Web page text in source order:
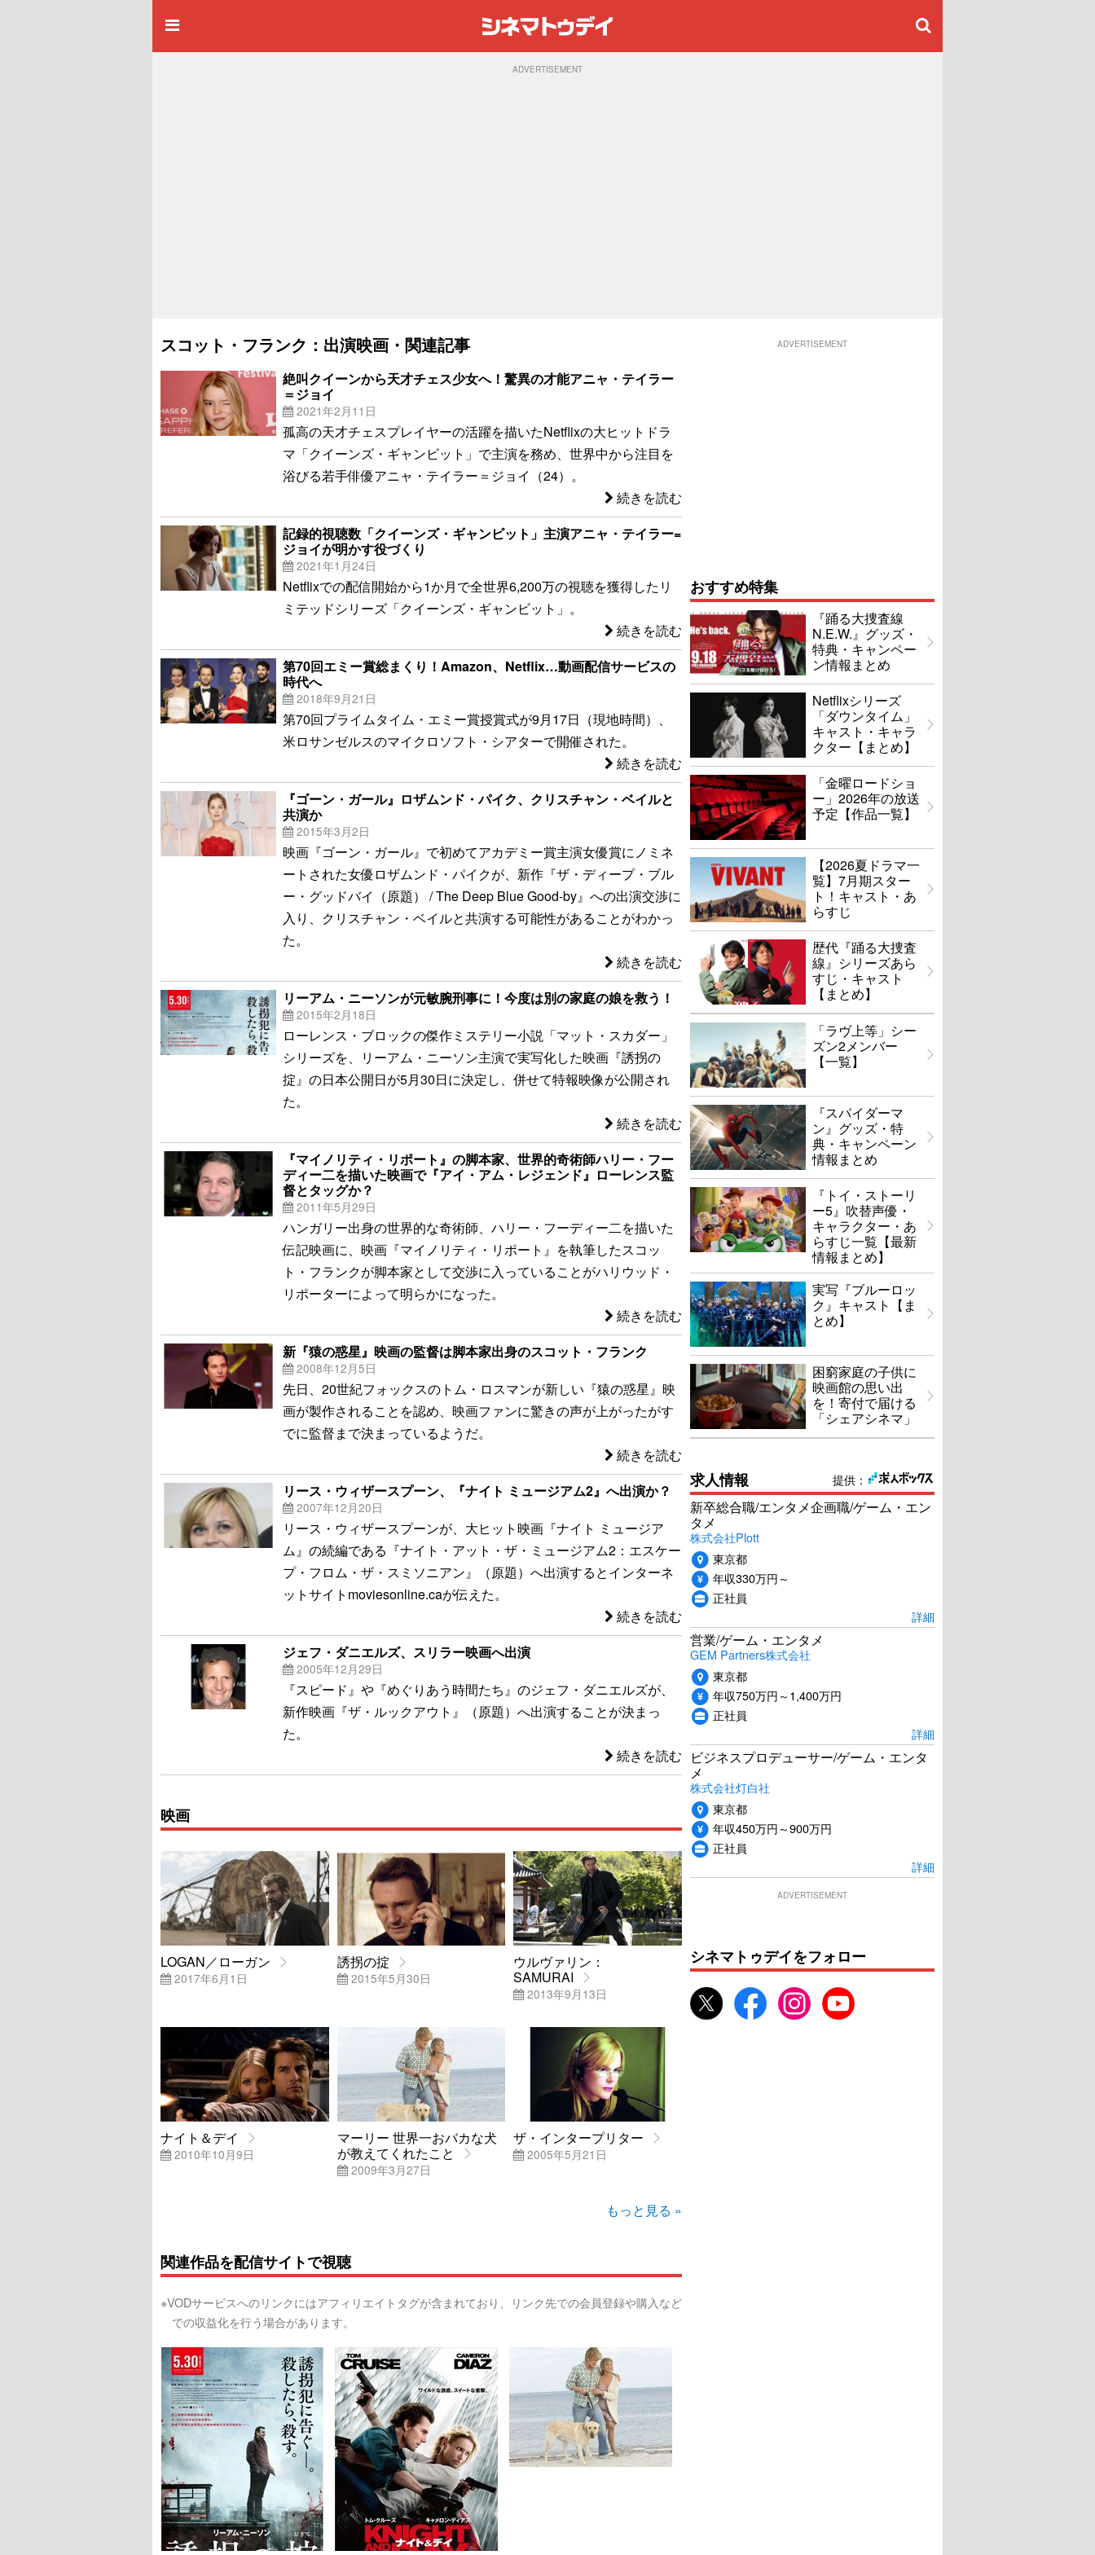
ADVERTISEMENT
スコット・フランク：出演映画・関連記事
絶叫クイーンから天才チェス少女へ！驚異の才能アニャ・テイラー
＝ジョイ
2021年2月11日
孤高の天才チェスプレイヤーの活躍を描いたNetflixの大ヒットドラ
マ「クイーンズ・ギャンビット」で主演を務め、世界中から注目を
浴びる若手俳優アニャ・テイラー＝ジョイ（24）。
続きを読む
記録的視聴数「クイーンズ・ギャンビット」主演アニャ・テイラー=
ジョイが明かす役づくり
2021年1月24日
Netflixでの配信開始から1か月で全世界6,200万の視聴を獲得したリ
ミテッドシリーズ「クイーンズ・ギャンビット」。
続きを読む
第70回エミー賞総まくり！Amazon、Netflix…動画配信サービスの
時代へ
2018年9月21日
第70回プライムタイム・エミー賞授賞式が9月17日（現地時間）、
米ロサンゼルスのマイクロソフト・シアターで開催された。
続きを読む
『ゴーン・ガール』ロザムンド・パイク、クリスチャン・ベイルと
共演か
2015年3月2日
映画『ゴーン・ガール』で初めてアカデミー賞主演女優賞にノミネ
ートされた女優ロザムンド・パイクが、新作『ザ・ディープ・ブル
ー・グッドバイ（原題） / The Deep Blue Good-by』への出演交渉に
入り、クリスチャン・ベイルと共演する可能性があることがわかっ
た。
続きを読む
リーアム・ニーソンが元敏腕刑事に！今度は別の家庭の娘を救う！
2015年2月18日
ローレンス・ブロックの傑作ミステリー小説「マット・スカダー」
シリーズを、リーアム・ニーソン主演で実写化した映画『誘拐の
掟』の日本公開日が5月30日に決定し、併せて特報映像が公開され
た。
続きを読む
『マイノリティ・リポート』の脚本家、世界的奇術師ハリー・フー
ディー二を描いた映画で『アイ・アム・レジェンド』ローレンス監
督とタッグか？
2011年5月29日
ハンガリー出身の世界的な奇術師、ハリー・フーディー二を描いた
伝記映画に、映画『マイノリティ・リポート』を執筆したスコッ
ト・フランクが脚本家として交渉に入っていることがハリウッド・
リポーターによって明らかになった。
続きを読む
新『猿の惑星』映画の監督は脚本家出身のスコット・フランク
2008年12月5日
先日、20世紀フォックスのトム・ロスマンが新しい『猿の惑星』映
画が製作されることを認め、映画ファンに驚きの声が上がったがす
でに監督まで決まっているようだ。
続きを読む
リース・ウィザースプーン、『ナイト ミュージアム2』へ出演か？
2007年12月20日
リース・ウィザースプーンが、大ヒット映画『ナイト ミュージア
ム』の続編である『ナイト・アット・ザ・ミュージアム2：エスケー
プ・フロム・ザ・スミソニアン』（原題）へ出演するとインターネ
ットサイトmoviesonline.caが伝えた。
続きを読む
ジェフ・ダニエルズ、スリラー映画へ出演
2005年12月29日
『スピード』や『めぐりあう時間たち』のジェフ・ダニエルズが、
新作映画『ザ・ルックアウト』（原題）へ出演することが決まっ
た。
続きを読む
映画
LOGAN／ローガン
2017年6月1日
誘拐の掟
2015年5月30日
ウルヴァリン：
SAMURAI
2013年9月13日
ナイト＆デイ
2010年10月9日
マーリー 世界一おバカな犬
が教えてくれたこと
2009年3月27日
ザ・インタープリター
2005年5月21日
もっと見る »
関連作品を配信サイトで視聴
※VODサービスへのリンクにはアフィリエイトタグが含まれており、リンク先での会員登録や購入など
での収益化を行う場合があります。
ADVERTISEMENT
おすすめ特集
『踊る大捜査線
N.E.W.』グッズ・
特典・キャンペー
ン情報まとめ
Netflixシリーズ
「ダウンタイム」
キャスト・キャラ
クター【まとめ】
「金曜ロードショ
ー」2026年の放送
予定【作品一覧】
【2026夏ドラマ一
覧】7月期スター
ト！キャスト・あ
らすじ
歴代『踊る大捜査
線』シリーズあら
すじ・キャスト
【まとめ】
「ラヴ上等」シー
ズン2メンバー
【一覧】
『スパイダーマ
ン』グッズ・特
典・キャンペーン
情報まとめ
『トイ・ストーリ
ー5』吹替声優・
キャラクター・あ
らすじ一覧【最新
情報まとめ】
実写『ブルーロッ
ク』キャスト【ま
とめ】
困窮家庭の子供に
映画館の思い出
を！寄付で届ける
「シェアシネマ」
提供：
求人情報
新卒総合職/エンタメ企画職/ゲーム・エン
タメ
株式会社Plott
東京都
年収330万円～
正社員
詳細
営業/ゲーム・エンタメ
GEM Partners株式会社
東京都
年収750万円～1,400万円
正社員
詳細
ビジネスプロデューサー/ゲーム・エンタ
メ
株式会社灯白社
東京都
年収450万円～900万円
正社員
詳細
ADVERTISEMENT
シネマトゥデイをフォロー